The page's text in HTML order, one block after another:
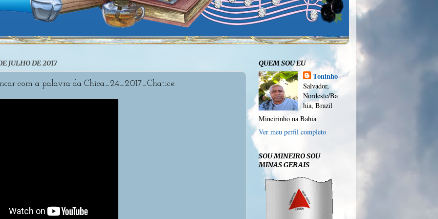
JULHO DE 2017
com a palavra da Chica_24_2017_Chatice.
QUEM SOU EU
Toninho
Salvador,
Nordeste/Ba
hia, Brazil
Mineirinho na Bahia
Ver meu perfil completo
SOU MINEIRO SOU
MINAS GERAIS